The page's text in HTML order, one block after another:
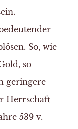
So, wie
so
geringere
Herrschaft
539 v.